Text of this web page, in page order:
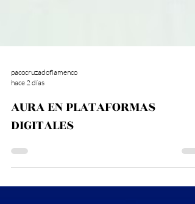
AURA EN PLATAFORMAS